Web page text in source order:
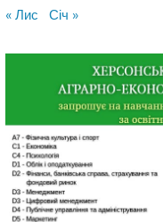
« Лис Січ »